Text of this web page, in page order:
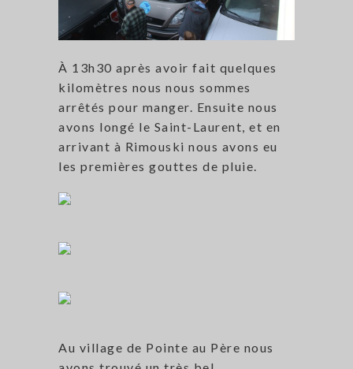
À 13h30 après avoir fait quelques
kilomètres nous nous sommes
arrêtés pour manger. Ensuite nous
avons longé le Saint-Laurent, et en
arrivant à Rimouski nous avons eu
les premières gouttes de pluie.
Au village de Pointe au Père nous